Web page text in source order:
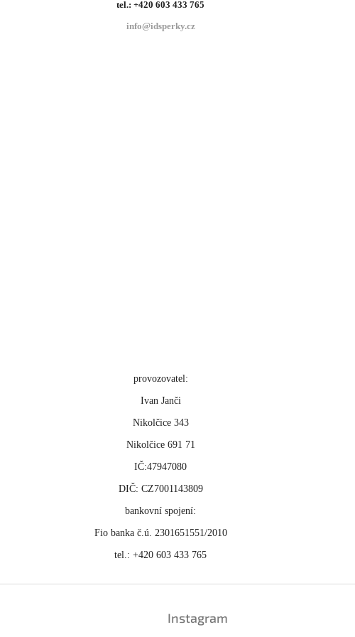
tel.: +420 603 433 765
info@idsperky.cz
provozovatel:
Ivan Janči
Nikolčice 343
Nikolčice 691 71
IČ:47947080
DIČ: CZ7001143809
bankovní spojení:
Fio banka č.ú. 2301651551/2010
tel.: +420 603 433 765
Instagram